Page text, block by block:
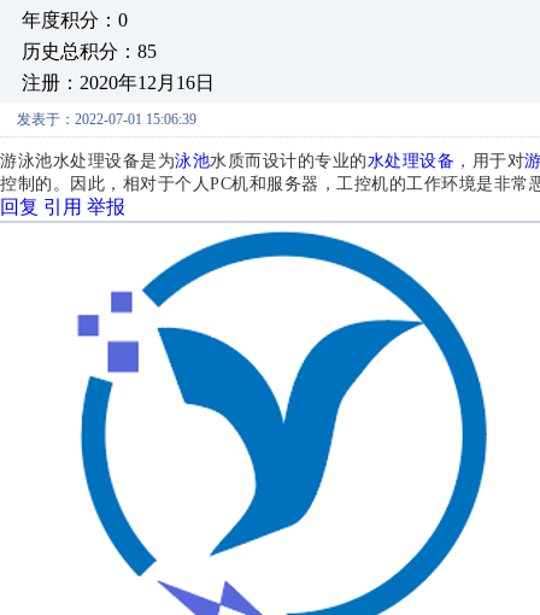
年度积分：0
历史总积分：85
注册：2020年12月16日
发表于：2022-07-01 15:06:39
游泳池水处理设备是为泳池水质而设计的专业的水处理设备 ，用于对
控制的。因此，相对于个人PC机和服务器，工控机的工作环境是非
回复 引用 举报